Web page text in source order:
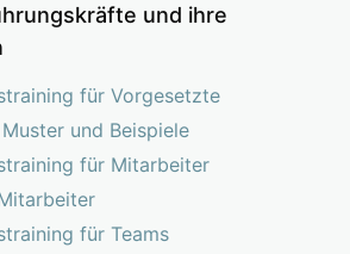
und ihre
für Vorgesetzte
und Beispiele
für Mitarbeiter
für Teams